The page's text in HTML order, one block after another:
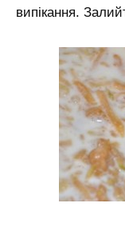
випікання.